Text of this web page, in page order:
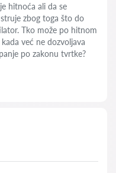
hitnoća ali da se
zbog toga što do
Tko može po hitnom
već ne dozvoljava
po zakonu tvrtke?